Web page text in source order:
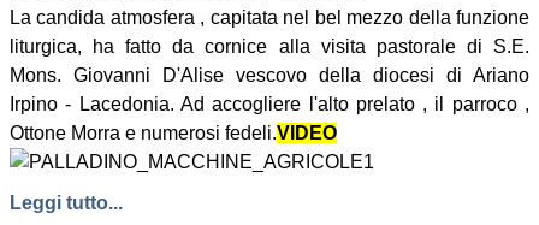
La candida atmosfera , capitata nel bel mezzo della funzione
liturgica, ha fatto da cornice alla visita pastorale di S.E.
Mons. Giovanni D'Alise vescovo della diocesi di Ariano
Irpino - Lacedonia. Ad accogliere l'alto prelato , il parroco ,
Ottone Morra e numerosi fedeli.VIDEO
Leggi tutto...